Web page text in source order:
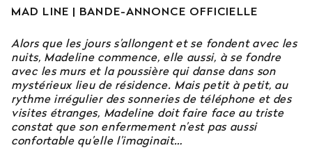
MAD LINE | BANDE-ANNONCE OFFICIELLE
Alors que les jours s’allongent et se fondent avec les
nuits, Madeline commence, elle aussi, à se fondre
avec les murs et la poussière qui danse dans son
mystérieux lieu de résidence. Mais petit à petit, au
rythme irrégulier des sonneries de téléphone et des
visites étranges, Madeline doit faire face au triste
constat que son enfermement n’est pas aussi
confortable qu’elle l’imaginait…